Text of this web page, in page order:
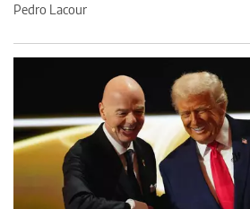
Pedro Lacour